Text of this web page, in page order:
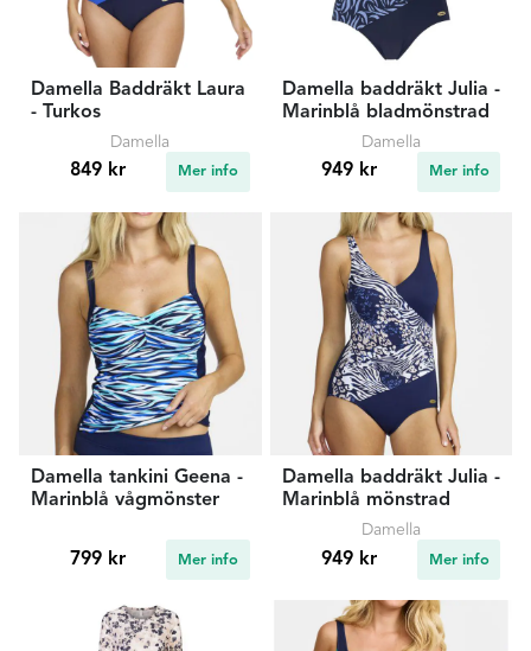
Damella Baddräkt Laura
- Turkos
Damella
849 kr Mer info
Damella baddräkt Julia -
Marinblå bladmönstrad
Damella
949 kr Mer info
Damella tankini Geena -
Marinblå vågmönster
799 kr Mer info
Damella baddräkt Julia -
Marinblå mönstrad
Damella
949 kr Mer info